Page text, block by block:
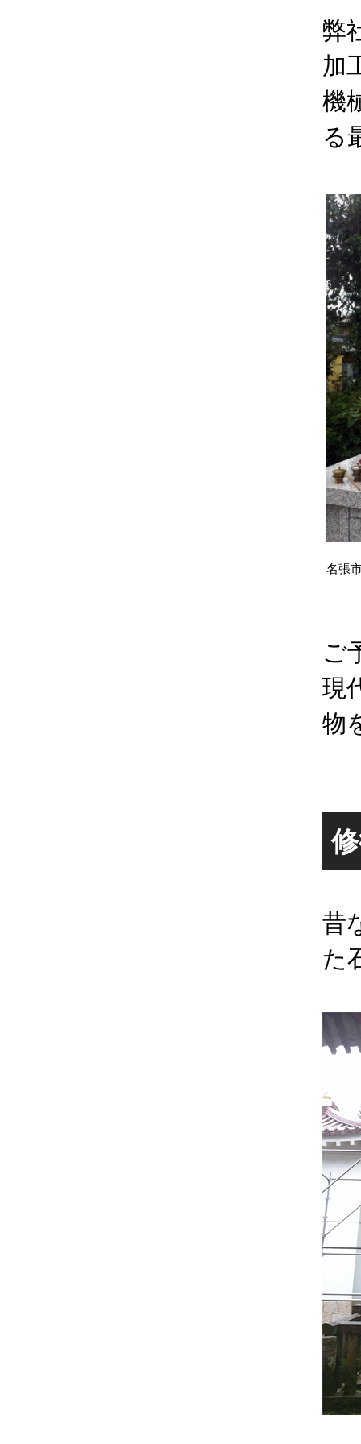
弊
加
機
る
名張
ご
現
物
昔
た